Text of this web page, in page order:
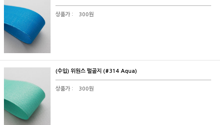
상품가 : 300원
(수입) 위원스 펄골지 (#314 Aqua)
상품가 : 300원